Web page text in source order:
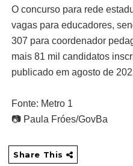
O concurso para rede
vagas para educadores,
307 para coordenador
mais 81 mil candidatos
publicado em agosto de
Fonte: Metro 1
📷 Paula Fróes/GovBa
Share This